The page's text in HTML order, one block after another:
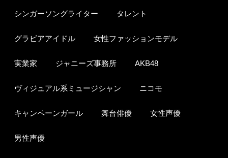
シンガーソングライター タレント
グラビアアイドル 女性ファッションモデル
実業家 ジャニーズ事務所 AKB48
ヴィジュアル系ミュージシャン ニコモ
キャンペーンガール 舞台俳優 女性声優
男性声優